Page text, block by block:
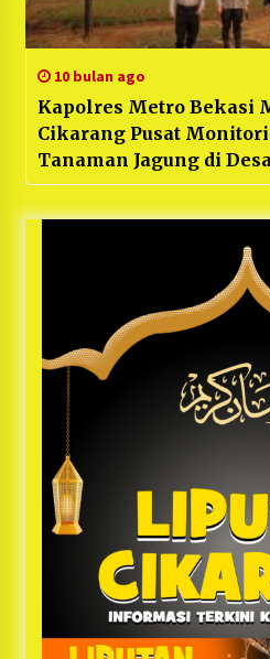
10 bulan ago
Kapolres Metro Bekasi
Cikarang Pusat
Tanaman Jagung di
Cikarang Pusat,
Mustofa : “Sesuai